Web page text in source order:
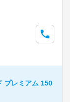
プレミアム 150